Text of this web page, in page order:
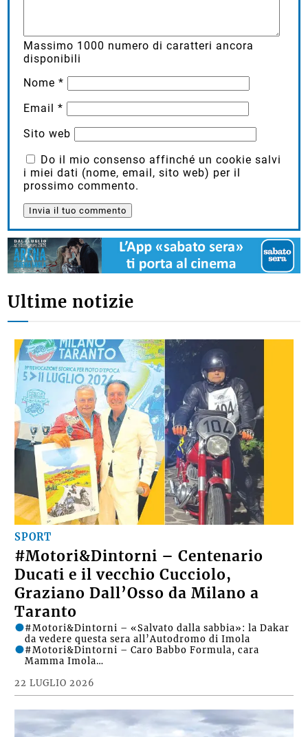
Massimo 1000 numero di caratteri ancora
disponibili
Nome*
Email*
Sito web
Do il mio consenso affinché un cookie salvi
i miei dati (nome, email, sito web) per il
prossimo commento.
Ultime notizie
SPORT
#Motori&Dintorni – Centenario
Ducati e il vecchio Cucciolo,
Graziano Dall’Osso da Milano a
Taranto
22 LUGLIO 2026
#Motori&Dintorni – «Salvato dalla sabbia»: la Dakar
da vedere questa sera all’Autodromo di Imola
#Motori&Dintorni – Caro Babbo Formula, cara
Mamma Imola…